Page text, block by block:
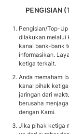
PENGISIAN
Pengisian/Top-
dilakukan melalui
kanal bank-bank
informasikan.
ketiga terkait.
Anda memahami
kanal pihak
jaringan dari
berusaha
dengan Kami.
Jika pihak ketiga